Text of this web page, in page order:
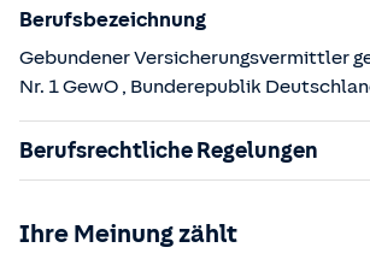
Berufsbezeichnung
Gebundener Versicherungsvermittler
Nr. 1 GewO , Bunderepublik
Berufsrechtliche Regelungen
§§ 59 – 68 Gesetz über den
Ihre Meinung zählt